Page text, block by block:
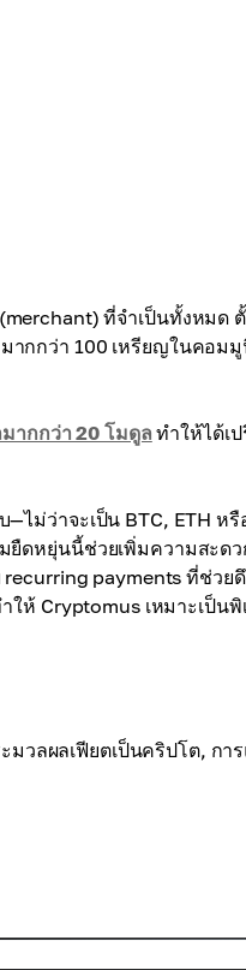
ที่จำเป็นทั้งหมด
ากกว่า 100 เหรียญในคอม
ากกว่า 20 โมดูลทำให้ได้เ
ไม่ว่าจะเป็น BTC, ETH หรื
ยืดหยุ่นนี้ช่วยเพิ่มความสะด
payments ที่ช่วย
ห้ Cryptomus เหมาะเป็นพิ
วลผลเฟียตเป็นคริปโต, กา